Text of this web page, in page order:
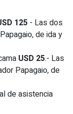
125 - Las dos
de ida y
USD 25.- Las
Papagaio, de
de asistencia